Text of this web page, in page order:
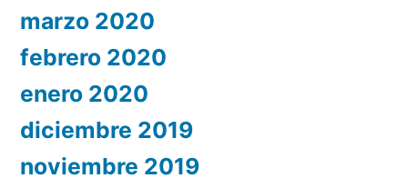
marzo 2020
febrero 2020
enero 2020
diciembre 2019
noviembre 2019